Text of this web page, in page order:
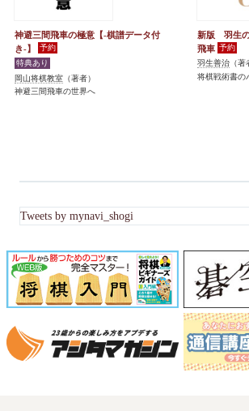
神避三間飛車の極意【-棋譜データ付
き-】
岡山将棋教室 （著者）
神避三間飛車の世界へ
新版 羽生
飛車
羽生善治 （著
将棋戦術書の
Tweets by mynavi_shogi